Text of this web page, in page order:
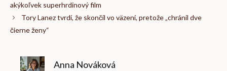
akýkoľvek superhrdinový film
Tory Lanez tvrdí, že skončil vo väzení, pretože „chránil dve
čierne ženy“
Anna Nováková